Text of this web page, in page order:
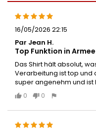
16/05/2026 22:15
Par Jean H.
Top Funktion in
Das Shirt hält absolut,
Verarbeitung ist top und
super angenehm und
0
0